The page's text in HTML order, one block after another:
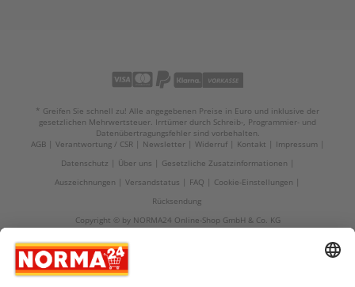
* Greifen Sie schnell zu! Alle angegebenen Preise in Euro und inklusive der
gesetzlichen Mehrwertsteuer. Irrtümer durch Schreib-, Programmier- und
Datenübertragungsfehler sind vorbehalten.
AGB
Verantwortung / CSR Newsletter Widerruf Kontakt
Impressum
Datenschutz
Über uns
Gesetzliche Zusatzinformationen
Auszeichnungen
Versandstatus FAQ
Cookie-Einstellungen
Rücksendung
Copyright © by NORMA24 Online-Shop GmbH & Co. KG